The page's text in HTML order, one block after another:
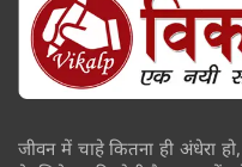
जीवन में चाहे कितना ही अंधेरा